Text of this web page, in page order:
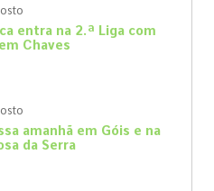
entra na 2.ª Liga com
Chaves
amanhã em Góis e na
da Serra